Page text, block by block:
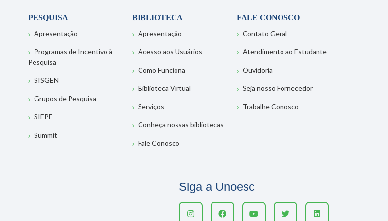
PESQUISA
Apresentação
Programas de Incentivo à
Pesquisa
SISGEN
Grupos de Pesquisa
SIEPE
Summit
BIBLIOTECA
Apresentação
Acesso aos Usuários
Como Funciona
Biblioteca Virtual
Serviços
Conheça nossas bibliotecas
Fale Conosco
FALE CONOSCO
Contato Geral
Atendimento ao Estudante
Ouvidoria
Seja nosso Fornecedor
Trabalhe Conosco
Siga a Unoesc